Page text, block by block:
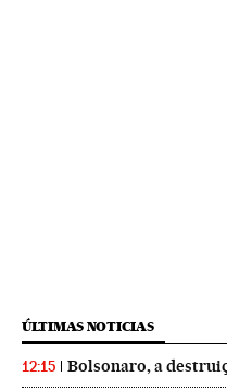
ÚLTIMAS NOTICIAS
12:15 Bolsonaro, a